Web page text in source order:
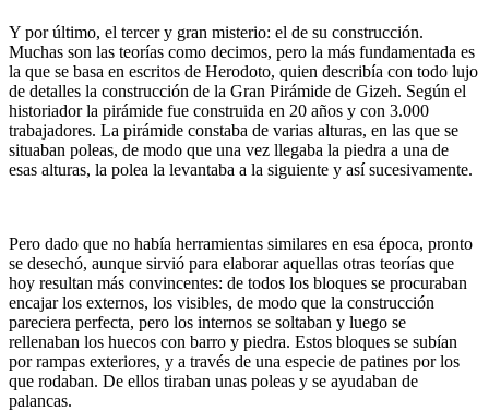
Y por último, el tercer y gran misterio: el de su construcción.
Muchas son las teorías como decimos, pero la más fundamentada es
la que se basa en escritos de Herodoto, quien describía con todo lujo
de detalles la construcción de la Gran Pirámide de Gizeh. Según el
historiador la pirámide fue construida en 20 años y con 3.000
trabajadores. La pirámide constaba de varias alturas, en las que se
situaban poleas, de modo que una vez llegaba la piedra a una de
esas alturas, la polea la levantaba a la siguiente y así sucesivamente.
Pero dado que no había herramientas similares en esa época, pronto
se desechó, aunque sirvió para elaborar aquellas otras teorías que
hoy resultan más convincentes: de todos los bloques se procuraban
encajar los externos, los visibles, de modo que la construcción
pareciera perfecta, pero los internos se soltaban y luego se
rellenaban los huecos con barro y piedra. Estos bloques se subían
por rampas exteriores, y a través de una especie de patines por los
que rodaban. De ellos tiraban unas poleas y se ayudaban de
palancas.